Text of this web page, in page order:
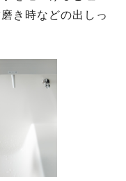
き時などの出しっ